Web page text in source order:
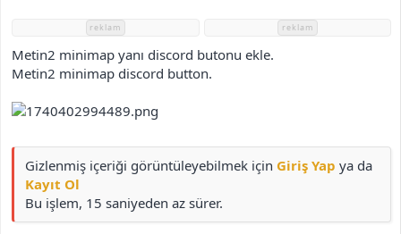
i
reklam reklam
Metin2 minimap yanı discord butonu ekle.
Metin2 minimap discord button.
Gizlenmiş içeriği görüntüleyebilmek için Giriş Yap ya da
Kayıt Ol
Bu işlem, 15 saniyeden az sürer.